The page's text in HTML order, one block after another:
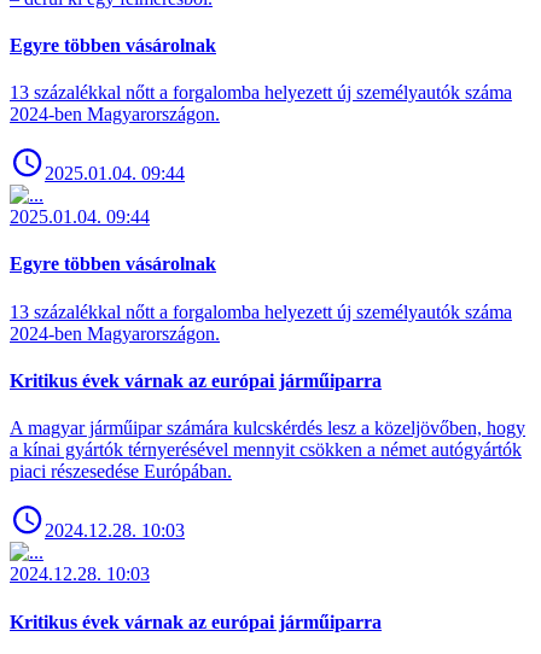
Egyre többen vásárolnak
13 százalékkal nőtt a forgalomba helyezett új személyautók száma
2024-ben Magyarországon.
2025.01.04. 09:44
2025.01.04. 09:44
Egyre többen vásárolnak
13 százalékkal nőtt a forgalomba helyezett új személyautók száma
2024-ben Magyarországon.
Kritikus évek várnak az európai járműiparra
A magyar járműipar számára kulcskérdés lesz a közeljövőben, hogy
a kínai gyártók térnyerésével mennyit csökken a német autógyártók
piaci részesedése Európában.
2024.12.28. 10:03
2024.12.28. 10:03
Kritikus évek várnak az európai járműiparra